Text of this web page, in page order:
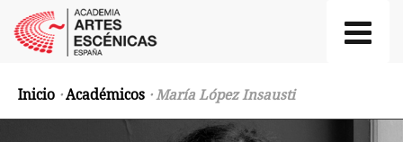
Inicio ·Académicos · María López Insausti